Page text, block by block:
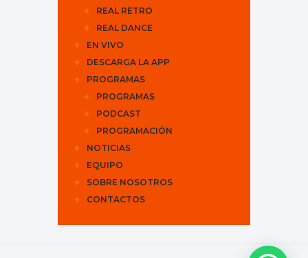
REAL RETRO
REAL DANCE
EN VIVO
DESCARGA LA APP
PROGRAMAS
PROGRAMAS
PODCAST
PROGRAMACIÓN
NOTICIAS
EQUIPO
SOBRE NOSOTROS
CONTACTOS